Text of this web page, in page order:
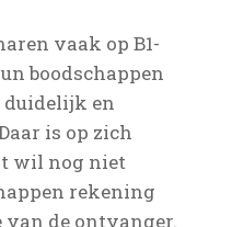
vaak op B1-
boodschappen
duidelijk en
is op zich
wil nog niet
rekening
van de ontvanger.